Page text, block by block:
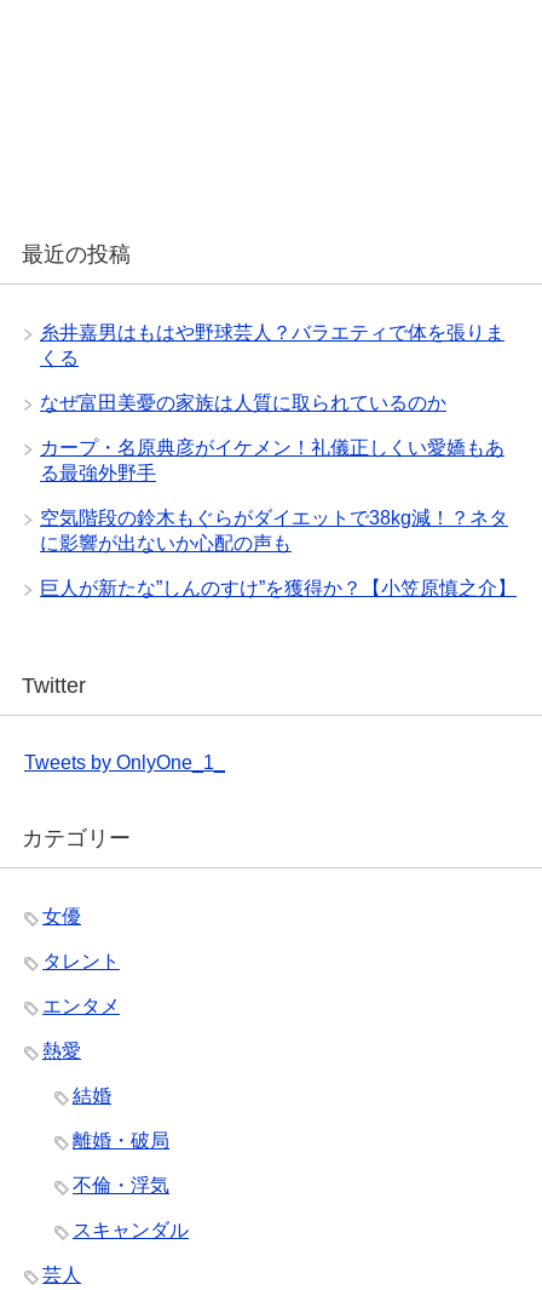
最近の投稿
糸井嘉男はもはや野球芸人？バラエティで体を張りま
くる
なぜ富田美憂の家族は人質に取られているのか
カープ・名原典彦がイケメン！礼儀正しくい愛嬌もあ
る最強外野手
空気階段の鈴木もぐらがダイエットで38kg減！？ネタ
に影響が出ないか心配の声も
巨人が新たな”しんのすけ”を獲得か？【小笠原慎之介】
Twitter
Tweets by OnlyOne_1_
カテゴリー
女優
タレント
エンタメ
熱愛
結婚
離婚・破局
不倫・浮気
スキャンダル
芸人